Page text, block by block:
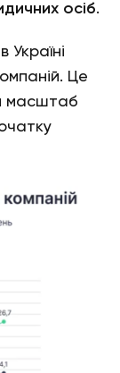
осіб.
Україні
Це
масштаб